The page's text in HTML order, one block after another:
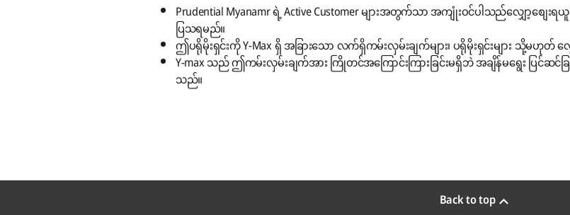
Prudential Myanamr ရဲ့ Active Customer များအတွက်သာ အကျုံးဝင်ပါသည်လျှော့စျ
ပြသရမည်။
ဤပရိုမိုးရှင်းကို Y-Max ရှိ အခြားသော လက်ရှိကမ်းလှမ်းချက်များ၊ ပရိုမိုးရှင်းများ သို့မဟုတ် လျှ
Y-max သည် ဤကမ်းလှမ်းချက်အား ကြိုတင်အကြောင်းကြားခြင်းမရှိဘဲ အချိန်မရွေး ပြင်ဆ
သည်။
Back to top